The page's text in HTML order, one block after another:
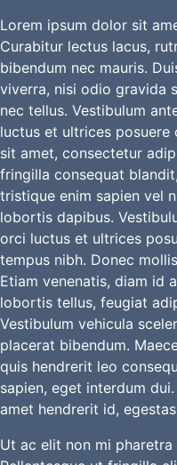
Lorem ipsum dolor sit
Curabitur lectus lacus,
bibendum nec mauris.
viverra, nisi odio gravida
nec tellus. Vestibulum
luctus et ultrices posuere
sit amet, consectetur
fringilla consequat
tristique enim sapien vel
lobortis dapibus.
orci luctus et ultrices
tempus nibh. Donec
Etiam venenatis, diam id
lobortis tellus, feugiat
Vestibulum vehicula
placerat bibendum.
quis hendrerit leo
sapien, eget interdum
amet hendrerit id,
Ut ac elit non mi